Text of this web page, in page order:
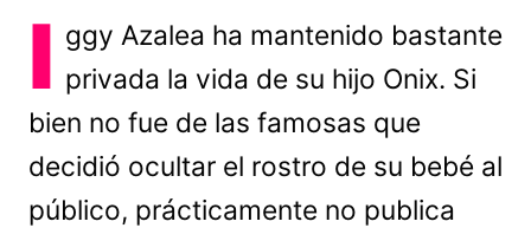
I ggy Azalea ha mantenido bastante
privada la vida de su hijo Onix. Si
bien no fue de las famosas que
decidió ocultar el rostro de su bebé al
público, prácticamente no publica